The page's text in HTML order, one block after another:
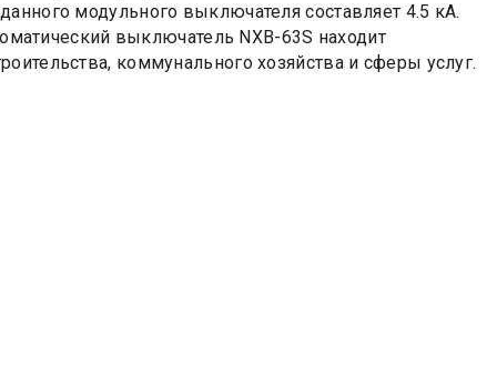
модульного выключателя составляет 4.5 кА.
выключатель NXB-63S находит
коммунального хозяйства и сферы услуг.